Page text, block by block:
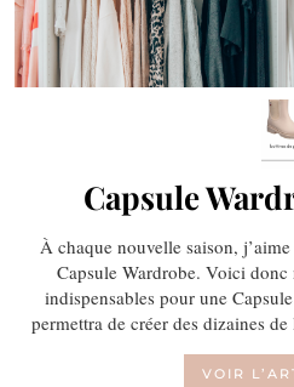
Capsule
À chaque nouvelle saison,
Capsule Wardrobe. Voici
indispensables pour une
permettra de créer des dizaines
VOIR